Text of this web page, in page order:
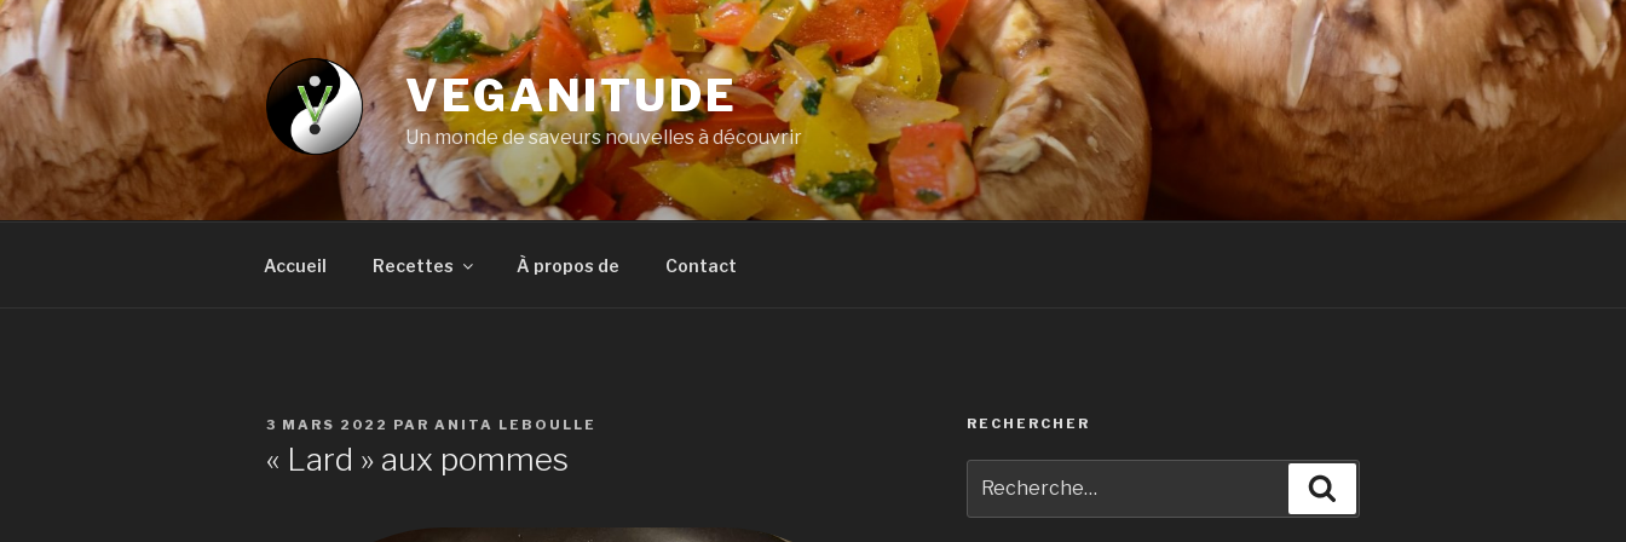
Aller
au
contenu
principal
VEGANITUDE
Un monde de saveurs nouvelles à découvrir
Accueil Recettes À propos de Contact
PUBLIÉ
3 MARS 2022 PAR ANITA LEBOULLE
« Lard » aux pommes
RECHERCHER
pour
: